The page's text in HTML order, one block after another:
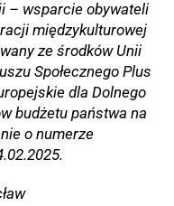
– wsparcie obywateli
międzykulturowej
ze środków Unii
Społecznego Plus
dla Dolnego
budżetu państwa na
o numerze